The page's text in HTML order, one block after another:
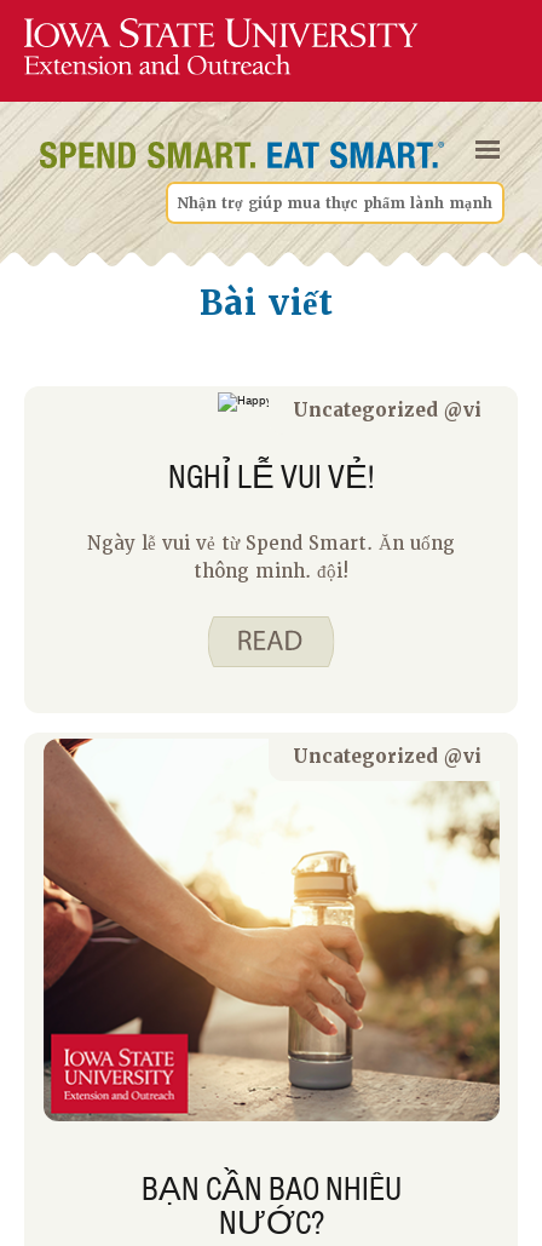
Nhận trợ giúp mua thực phẩm lành mạnh
Bài viết
Uncategorized @vi
NGHỈ LỄ VUI VẺ!
Ngày lễ vui vẻ từ Spend Smart. Ăn uống
thông minh. đội!
Uncategorized @vi
BẠN CẦN BAO NHIÊU
NƯỚC?